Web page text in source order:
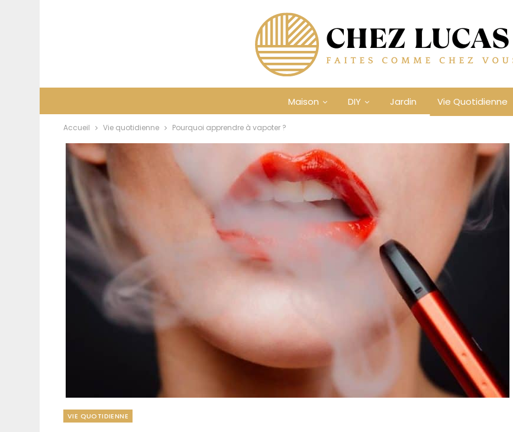
Maison DIY Jardin Vie Quotidienne
Accueil Vie quotidienne Pourquoi apprendre à vapoter ?
VIE QUOTIDIENNE